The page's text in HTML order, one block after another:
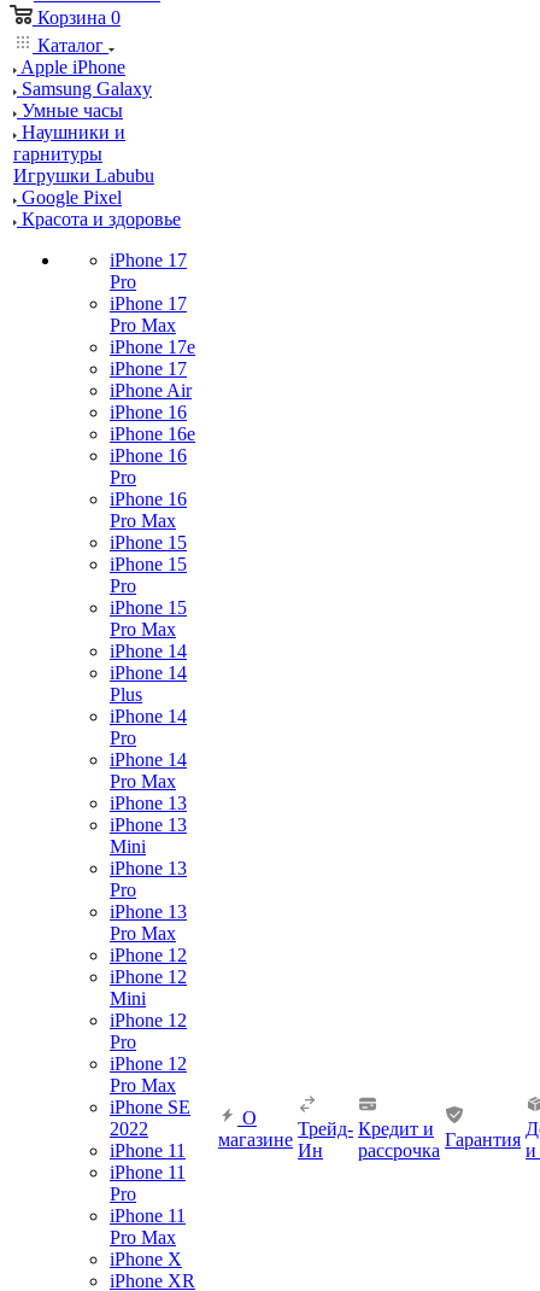
Корзина 0
Каталог
Apple iPhone
Samsung Galaxy
Умные часы
Наушники и
гарнитуры
Игрушки Labubu
Google Pixel
Красота и здоровье
iPhone 17
Pro
iPhone 17
Pro Max
iPhone 17e
iPhone 17
iPhone Air
iPhone 16
iPhone 16e
iPhone 16
Pro
iPhone 16
Pro Max
iPhone 15
iPhone 15
Pro
iPhone 15
Pro Max
iPhone 14
iPhone 14
Plus
iPhone 14
Pro
iPhone 14
Pro Max
iPhone 13
iPhone 13
Mini
iPhone 13
Pro
iPhone 13
Pro Max
iPhone 12
iPhone 12
Mini
iPhone 12
Pro
iPhone 12
Pro Max
iPhone SE
2022
iPhone 11
iPhone 11
Pro
iPhone 11
Pro Max
iPhone X
iPhone XR
О
магазине
Трейд-
Ин
Кредит и
рассрочка
Гарантия
и